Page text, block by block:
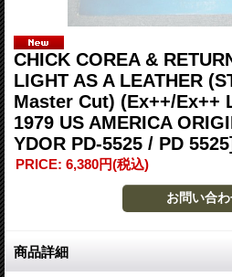
CHICK COREA &
LIGHT AS A LEATHER
Master Cut) (Ex++/Ex++
1979 US AMERICA
YDOR PD-5525 / PD
PRICE: 6,380円(税込)
商品詳細